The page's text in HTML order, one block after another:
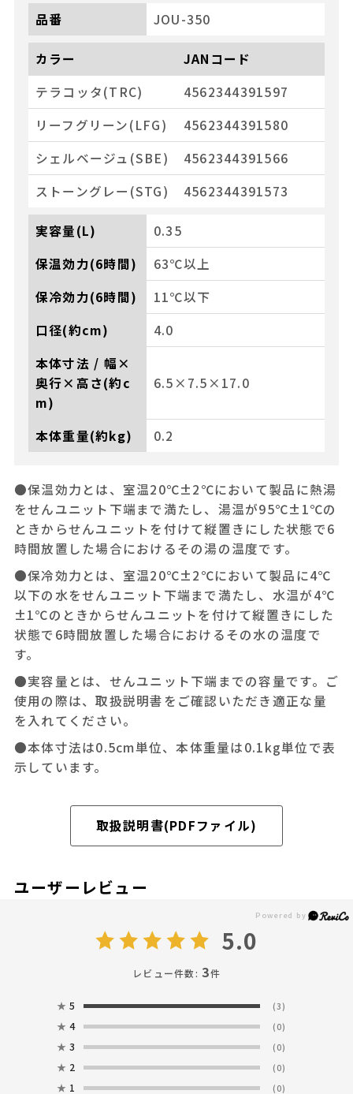
品番 JOU-350
カラー
JANコード
テラコッタ(TRC)
4562344391597
リーフグリーン(LFG)
4562344391580
シェルベージュ(SBE)
4562344391566
ストーングレー(STG)
4562344391573
実容量(L)
0.35
保温効力(6時間)
63℃以上
保冷効力(6時間)
11℃以下
口径(約cm)
4.0
本体寸法 / 幅×
奥行×高さ(約c
m)
6.5×7.5×17.0
本体重量(約kg) 0.2
●保温効力とは、室温20℃±2℃において製品に熱湯
をせんユニット下端まで満たし、湯温が95℃±1℃の
ときからせんユニットを付けて縦置きにした状態で6
時間放置した場合におけるその湯の温度です。
●保冷効力とは、室温20℃±2℃において製品に4℃
以下の水をせんユニット下端まで満たし、水温が4℃
±1℃のときからせんユニットを付けて縦置きにした
状態で6時間放置した場合におけるその水の温度で
す。
●実容量とは、せんユニット下端までの容量です。ご
使用の際は、取扱説明書をご確認いただき適正な量
を入れてください。
●本体寸法は0.5cm単位、本体重量は0.1kg単位で表
示しています。
取扱説明書(PDFファイル)
ユーザーレビュー
5.0
レビュー件数:3件
★ 5 (3)
★ 4 (0)
★ 3 (0)
★ 2 (0)
★ 1 (0)